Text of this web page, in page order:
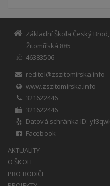
Základní Škola Český
Žitomířská 885
IČ
46383506
reditel@zszitomirska.info
www.zszitomirska.info
321622446
321622446
Datová schránka ID:
Facebook
AKTUALITY
O ŠKOLE
PRO RODIČE